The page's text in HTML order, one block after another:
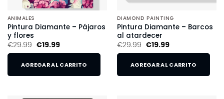
ANIMALES
Pintura Diamante – Pájaros
y flores
€29.99 €19.99
AGREGAR AL CARRITO
DIAMOND PAINTING
Pintura Diamante – Barcos
al atardecer
€29.99 €19.99
AGREGAR AL CARRITO